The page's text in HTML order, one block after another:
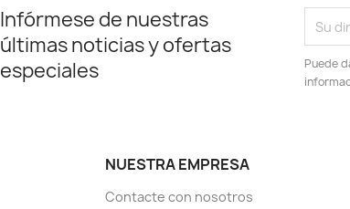
Infórmese de nuestras
últimas noticias y ofertas
especiales
Puede
NUESTRA EMPRESA
Contacte con nosotros